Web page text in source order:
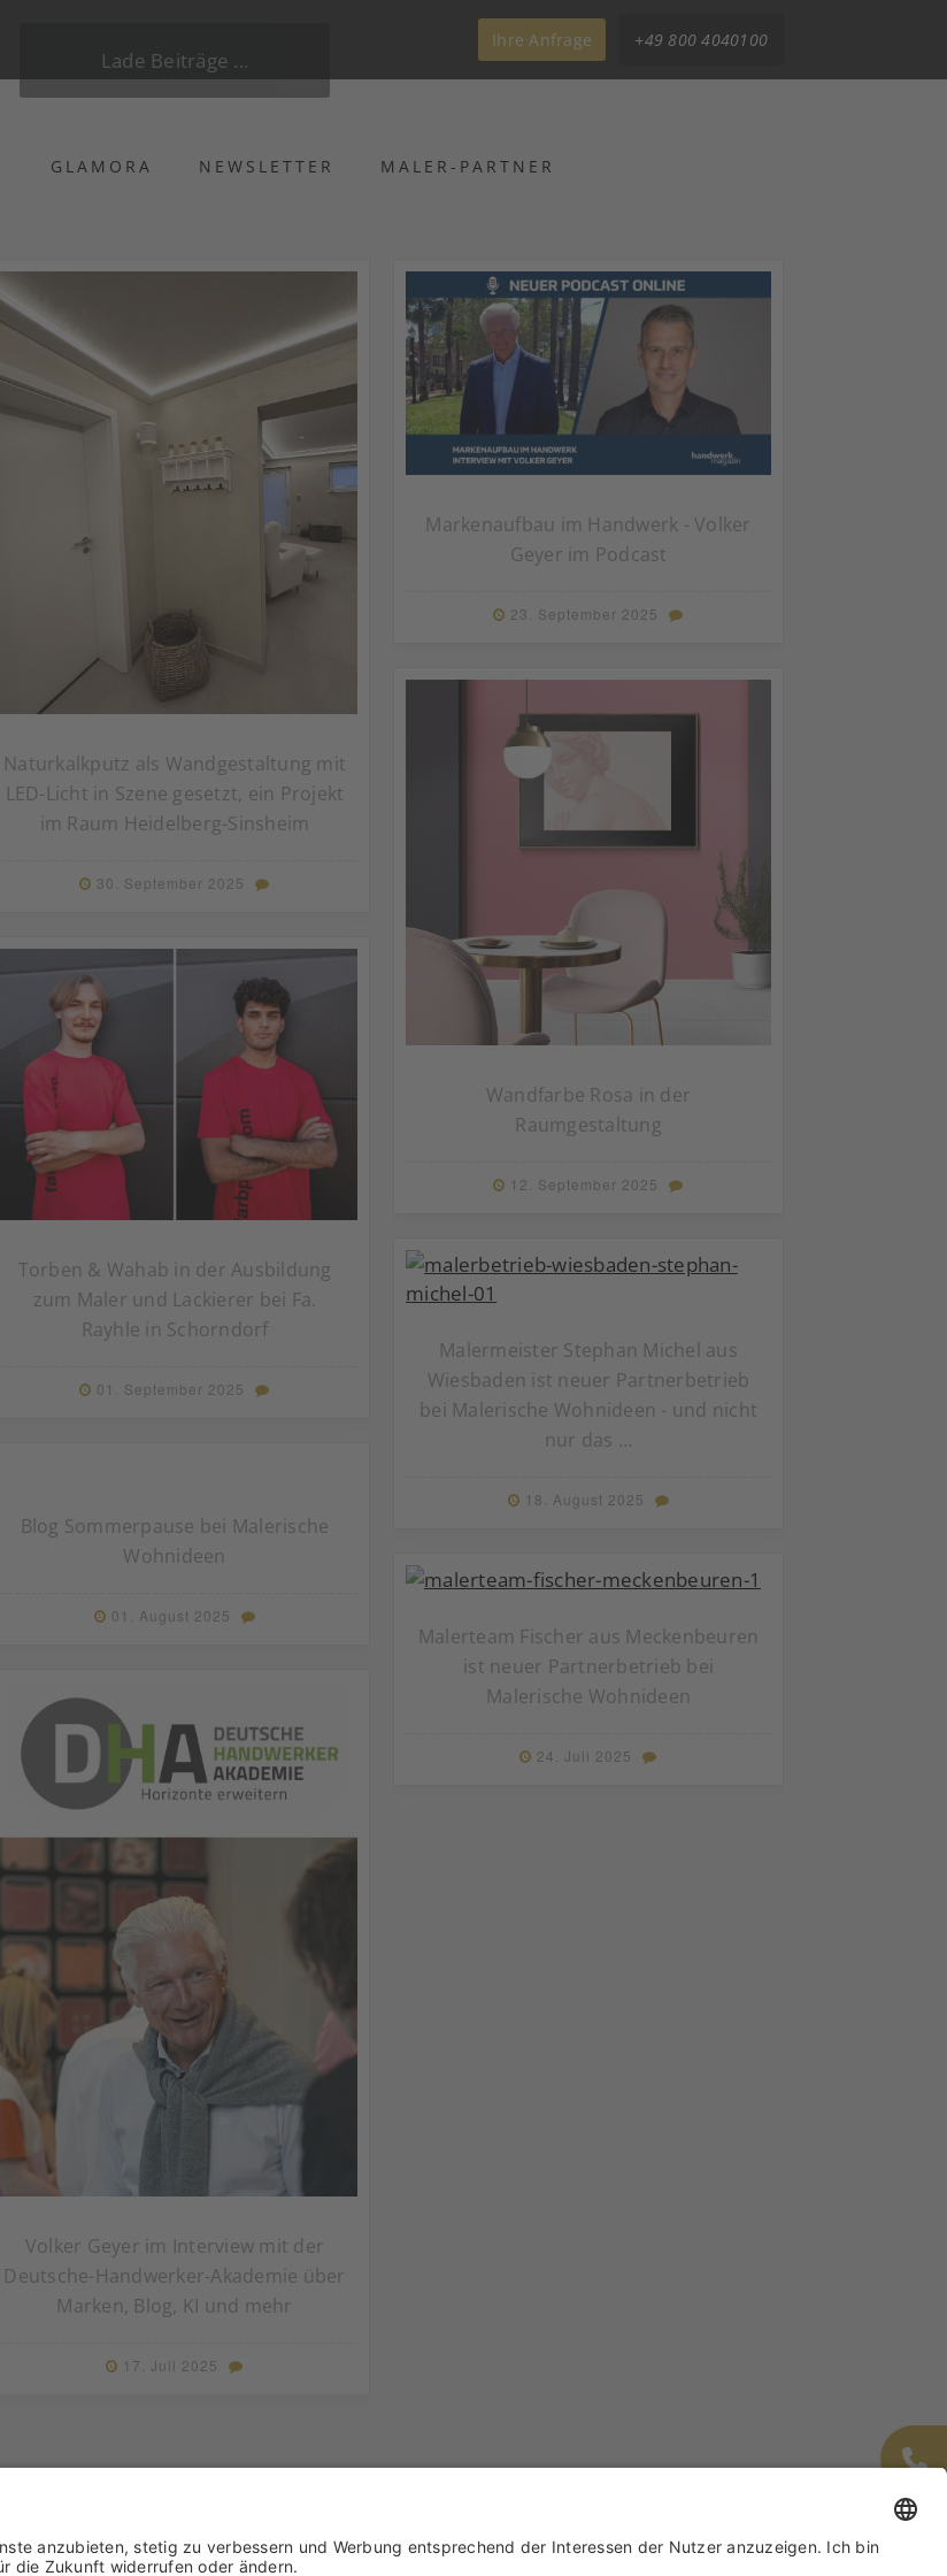
Ihre Anfrage +49 800 4040100
GLAMORA NEWSLETTER MALER-PARTNER
Naturkalkputz als Wandgestaltung mit
LED-Licht in Szene gesetzt, ein Projekt
im Raum Heidelberg-Sinsheim
30. September 2025
Markenaufbau im Handwerk - Volker
Geyer im Podcast
23. September 2025
Wandfarbe Rosa in der
Raumgestaltung
12. September 2025
Torben & Wahab in der Ausbildung
zum Maler und Lackierer bei Fa.
Rayhle in Schorndorf
01. September 2025
Malermeister Stephan Michel aus
Wiesbaden ist neuer Partnerbetrieb
bei Malerische Wohnideen - und nicht
nur das …
18. August 2025
Blog Sommerpause bei Malerische
Wohnideen
01. August 2025
Malerteam Fischer aus Meckenbeuren
ist neuer Partnerbetrieb bei
Malerische Wohnideen
24. Juli 2025
Volker Geyer im Interview mit der
Deutsche-Handwerker-Akademie über
Marken, Blog, KI und mehr
17. Juli 2025
Lade Beiträge ...